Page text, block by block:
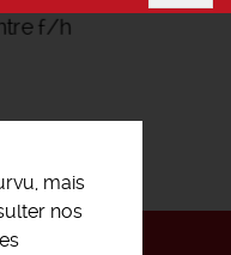
mais
nos